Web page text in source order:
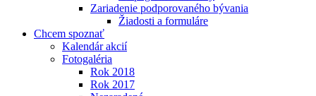
Zariadenie podporovaného bývania
Žiadosti a formuláre
Chcem spoznať
Kalendár akcií
Fotogaléria
Rok 2018
Rok 2017